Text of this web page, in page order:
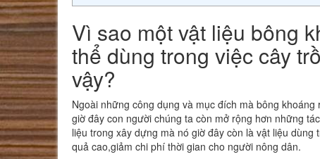
Vì sao một vật liệu bông
thể dùng trong việc cây
vậy?
Ngoài những công dụng và mục đích mà bông
giờ đây con người chúng ta còn mở rộng hơn những
liệu trong xây dựng mà nó giờ đây còn là vật liệu
quả cao,giảm chi phí thời gian cho người nông dân.